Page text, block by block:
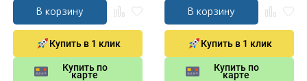
В корзину
Купить в 1 клик
Купить по
карте
В корзину
Купить в 1 клик
Купить по
карте